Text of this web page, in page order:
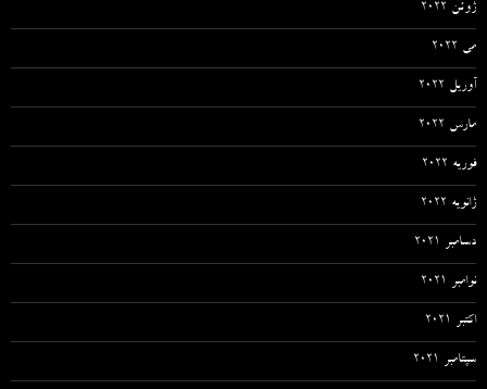
ژوئن 2022
می 2022
آوریل 2022
مارس 2022
فوریه 2022
ژانویه 2022
دسامبر 2021
نوامبر 2021
اکتبر 2021
سپتامبر 2021